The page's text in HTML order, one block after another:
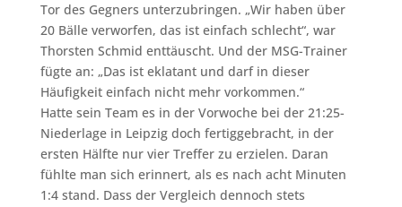
Tor des Gegners unterzubringen. „Wir haben über
20 Bälle verworfen, das ist einfach schlecht“, war
Thorsten Schmid enttäuscht. Und der MSG-Trainer
fügte an: „Das ist eklatant und darf in dieser
Häufigkeit einfach nicht mehr vorkommen.“
Hatte sein Team es in der Vorwoche bei der 21:25-
Niederlage in Leipzig doch fertiggebracht, in der
ersten Hälfte nur vier Treffer zu erzielen. Daran
fühlte man sich erinnert, als es nach acht Minuten
1:4 stand. Dass der Vergleich dennoch stets